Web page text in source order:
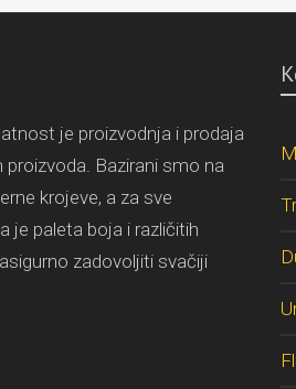
je proizvodnja i prodaja
Bazirani smo na
krojeve, a za sve
je paleta boja i različitih
zadovoljiti svačiji